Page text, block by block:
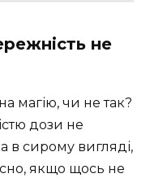
не
магію, чи не так?
дози не
в сирому вигляді,
якщо щось не